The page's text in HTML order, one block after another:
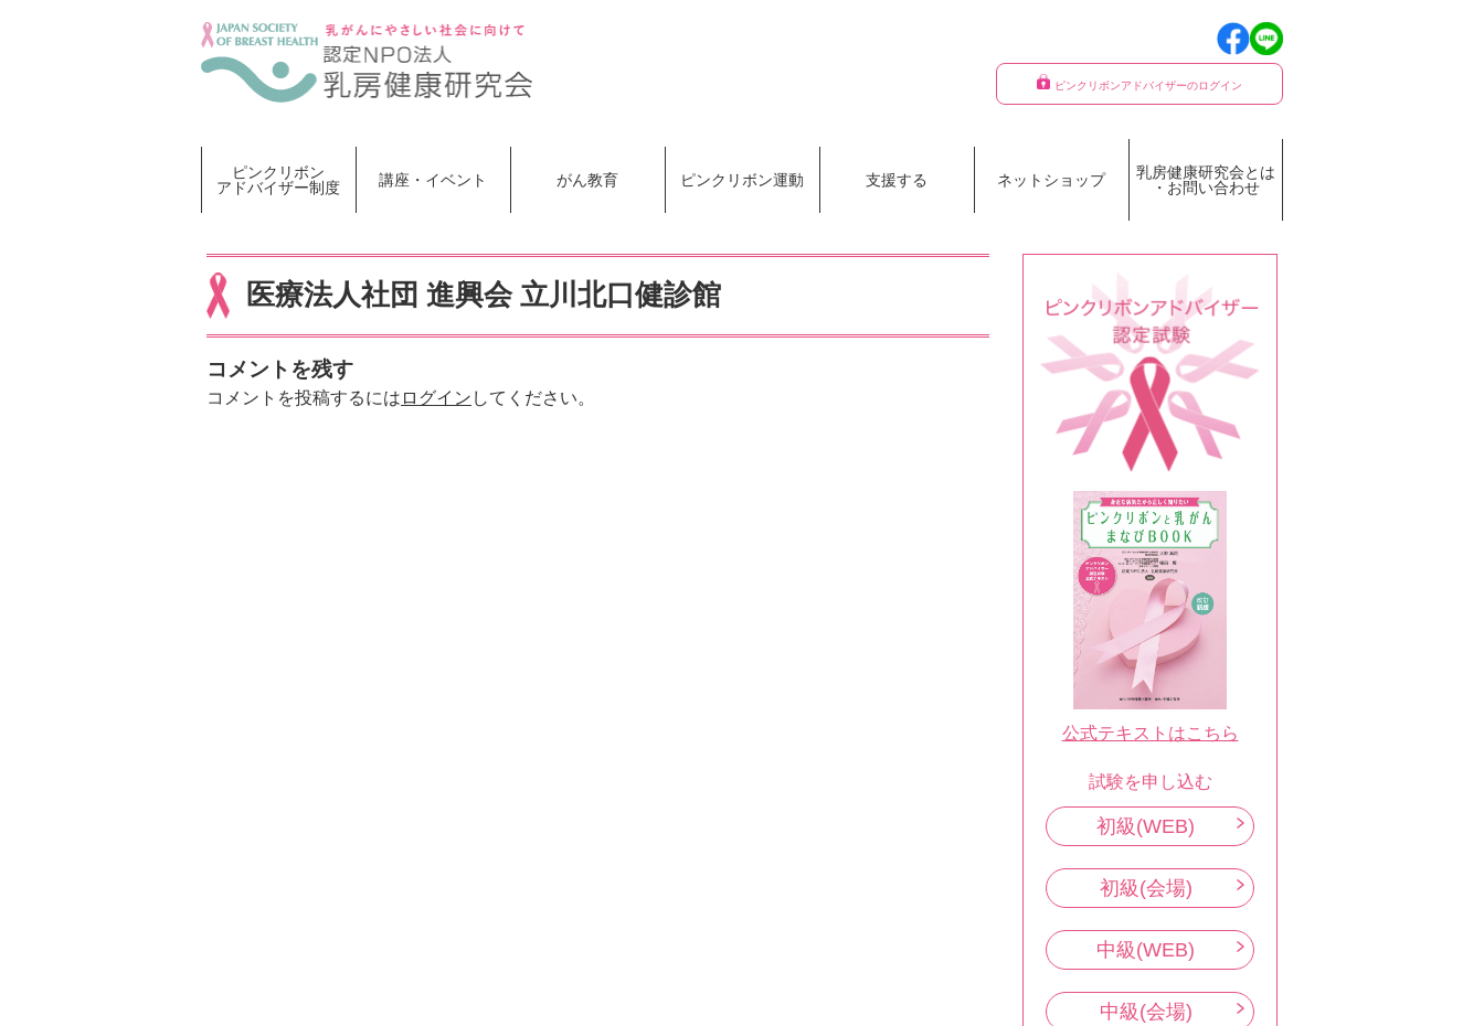
ピンクリボンアドバイザーのログイン
ピンクリボン
アドバイザー制度
講座・イベント がん教育 ピンクリボン運動 支援する ネットショップ
乳房健康研究会とは
・お問い合わせ
医療法人社団 進興会 立川北口健診館
コメントを残す
コメントを投稿するには ログイン してください。
公式テキストはこちら
試験を申し込む
初級(WEB)
初級(会場)
中級(WEB)
中級(会場)